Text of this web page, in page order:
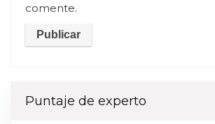
comente.
Puntaje de experto